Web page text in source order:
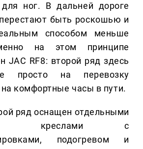
для ног. В дальней дороге
быть роскошью и
способом меньше
на этом принципе
JAC RF8: второй ряд здесь
просто на перевозку
комфортные часы в пути.
ряд оснащен отдельными
креслами с
подогревом и